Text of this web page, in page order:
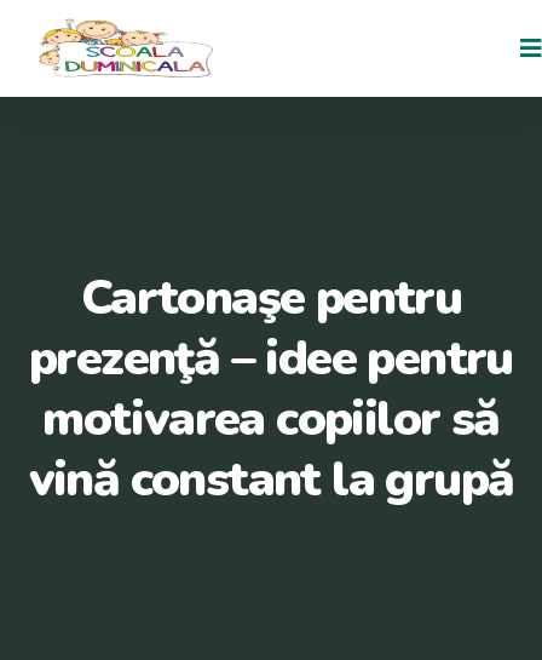
Cartonaşe pentru
prezenţă – idee pentru
motivarea copiilor să
vină constant la grupă